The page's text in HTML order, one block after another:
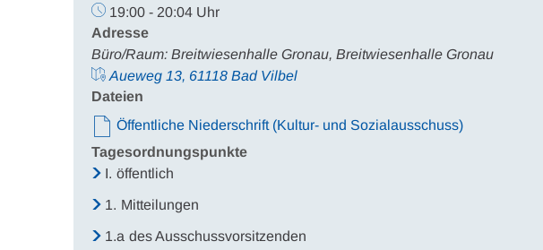
19:00 - 20:04 Uhr
Adresse
Büro/Raum: Breitwiesenhalle Gronau, Breitwiesenhalle Gronau
Aueweg 13, 61118 Bad Vilbel
Dateien
Öffentliche Niederschrift (Kultur- und Sozialausschuss)
Tagesordnungspunkte
I. öffentlich
1. Mitteilungen
1.a des Ausschussvorsitzenden